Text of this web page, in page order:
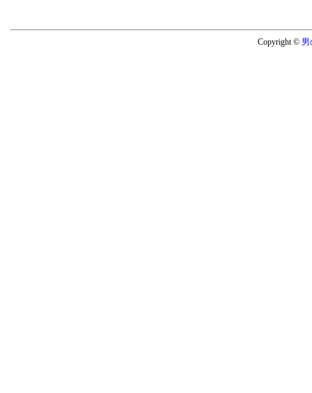
Copyright © 男